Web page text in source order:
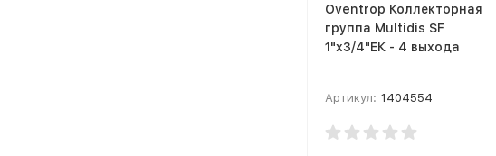
Oventrop Коллекторная
группа Multidis SF
1"x3/4"ЕК - 4 выхода
Артикул: 1404554